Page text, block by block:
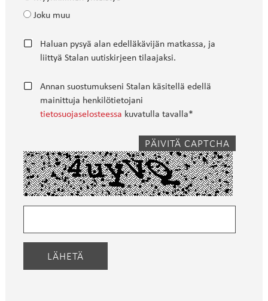
Joku muu
Haluan pysyä alan edelläkävijän matkassa, ja
liittyä Stalan uutiskirjeen tilaajaksi.
Annan suostumukseni Stalan käsitellä edellä
mainittuja henkilötietojani
tietosuojaselosteessa kuvatulla tavalla*
PÄIVITÄ CAPTCHA
LÄHETÄ